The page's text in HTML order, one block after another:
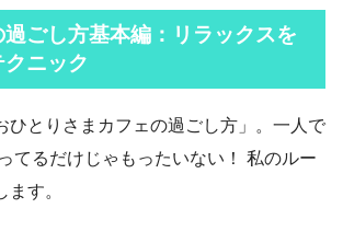
ごし方基本編：リラックスを
ニック
ひとりさまカフェの過ごし方」。一人で
てるだけじゃもったいない！ 私のルー
す。